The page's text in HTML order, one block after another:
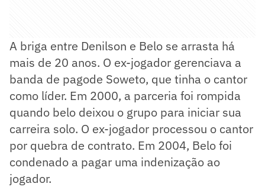
A briga entre Denilson e Belo se arrasta há
mais de 20 anos. O ex-jogador gerenciava a
banda de pagode Soweto, que tinha o cantor
como líder. Em 2000, a parceria foi rompida
quando belo deixou o grupo para iniciar sua
carreira solo. O ex-jogador processou o cantor
por quebra de contrato. Em 2004, Belo foi
condenado a pagar uma indenização ao
jogador.